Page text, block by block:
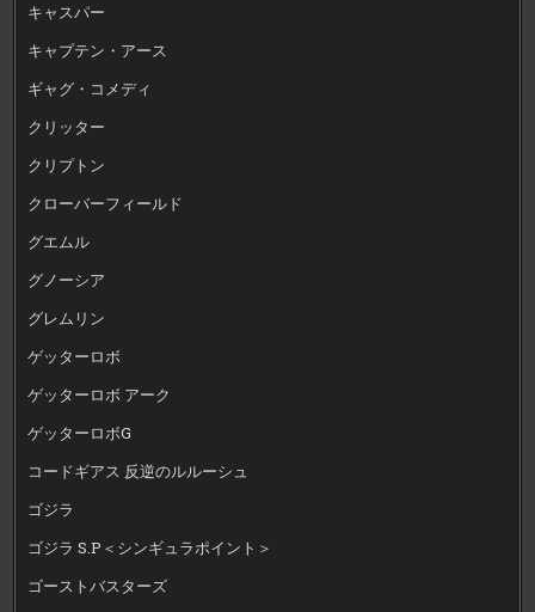
キャスパー
キャプテン・アース
ギャグ・コメディ
クリッター
クリプトン
クローバーフィールド
グエムル
グノーシア
グレムリン
ゲッターロボ
ゲッターロボ アーク
ゲッターロボG
コードギアス 反逆のルルーシュ
ゴジラ
ゴジラ S.P＜シンギュラポイント＞
ゴーストバスターズ